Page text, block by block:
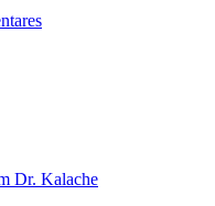
Dr. Kalache